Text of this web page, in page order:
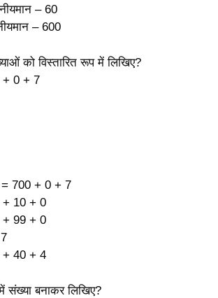
– 60
– 600
को विस्तारित रूप में लिखिए?
+ 0 + 7
700 + 0 + 7
+ 10 + 0
99 + 0
+ 40 + 4
संख्या बनाकर लिखिए?